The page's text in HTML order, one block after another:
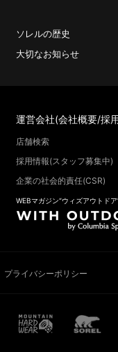
ソレルの歴史
大切なお知らせ
運営会社(会社概要/採
店舗検索
採用情報(スタッフ募集中)
企業の社会的責任(CSR)
WEBマガジン“ウィズアウトドア
プライバシーポリシー